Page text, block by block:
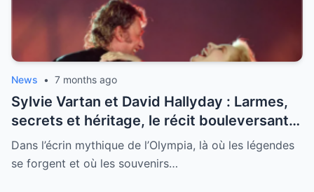
News • 7 months ago
Sylvie Vartan et David Hallyday : Larmes,
secrets et héritage, le récit bouleversant
d’un hommage historique à Johnny à
l’Olympia
Dans l’écrin mythique de l’Olympia, là où les légendes
se forgent et où les souvenirs…